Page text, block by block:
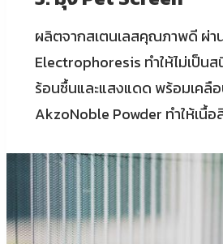
ผลิตจากสเตนเลสคุณภาพดี ผ่า
Electrophoresis ทำให้ไม่เป็น
ร้อนชื้นและแสงแดด พร้อมเคลื
AkzoNoble Powder ทำให้เนื้